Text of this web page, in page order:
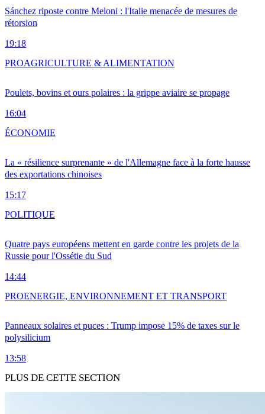
Sánchez riposte contre Meloni : l'Italie menacée de mesures de
rétorsion
19:18
Poulets, bovins et ours polaires : la grippe aviaire se propage
16:04
PROAGRICULTURE & ALIMENTATION
La « résilience surprenante » de l'Allemagne face à la forte hausse
des exportations chinoises
15:17
ÉCONOMIE
Quatre pays européens mettent en garde contre les projets de la
Russie pour l'Ossétie du Sud
14:44
POLITIQUE
Panneaux solaires et puces : Trump impose 15% de taxes sur le
polysilicium
13:58
PROENERGIE, ENVIRONNEMENT ET TRANSPORT
PLUS DE CETTE SECTION